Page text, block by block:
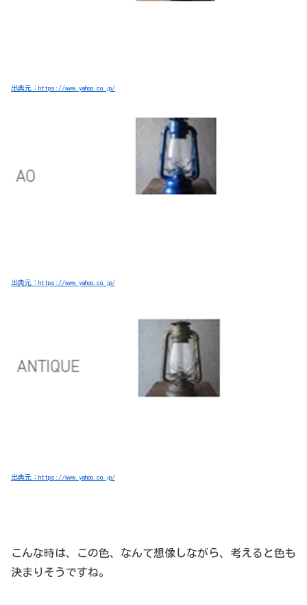
出典元：https://www.yahoo.co.jp/
出典元：https://www.yahoo.co.jp/
出典元：https://www.yahoo.co.jp/
こんな時は、この色、なんて想像しながら、考えると色も
決まりそうですね。